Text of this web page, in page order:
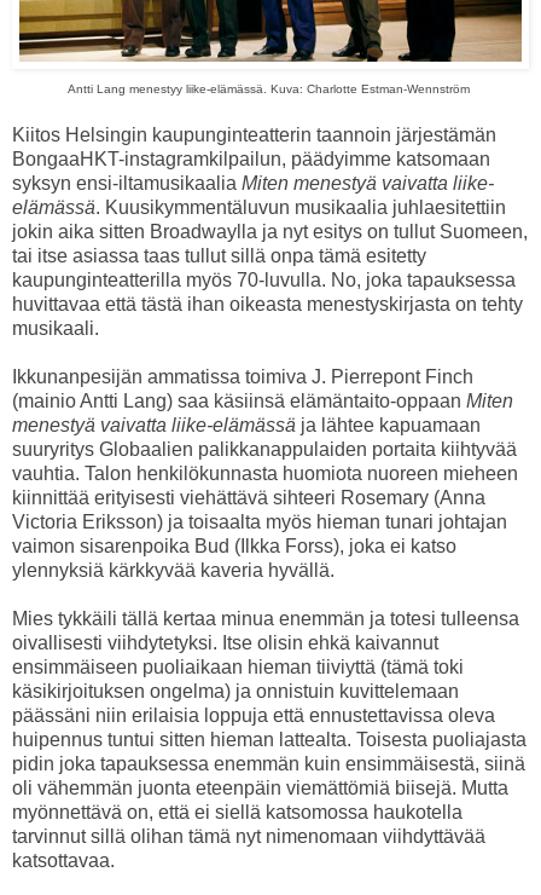
Antti Lang menestyy liike-elämässä. Kuva: Charlotte Estman-Wennström
Kiitos Helsingin kaupunginteatterin taannoin järjestämän
BongaaHKT-instagramkilpailun, päädyimme katsomaan
syksyn ensi-iltamusikaalia Miten menestyä vaivatta liike-
elämässä. Kuusikymmentäluvun musikaalia juhlaesitettiin
jokin aika sitten Broadwaylla ja nyt esitys on tullut Suomeen,
tai itse asiassa taas tullut sillä onpa tämä esitetty
kaupunginteatterilla myös 70-luvulla. No, joka tapauksessa
huvittavaa että tästä ihan oikeasta menestyskirjasta on tehty
musikaali.
Ikkunanpesijän ammatissa toimiva J. Pierrepont Finch
(mainio Antti Lang) saa käsiinsä elämäntaito-oppaan Miten
menestyä vaivatta liike-elämässä ja lähtee kapuamaan
suuryritys Globaalien palikkanappulaiden portaita kiihtyvää
vauhtia. Talon henkilökunnasta huomiota nuoreen mieheen
kiinnittää erityisesti viehättävä sihteeri Rosemary (Anna
Victoria Eriksson) ja toisaalta myös hieman tunari johtajan
vaimon sisarenpoika Bud (Ilkka Forss), joka ei katso
ylennyksiä kärkkyvää kaveria hyvällä.
Mies tykkäili tällä kertaa minua enemmän ja totesi tulleensa
oivallisesti viihdytetyksi. Itse olisin ehkä kaivannut
ensimmäiseen puoliaikaan hieman tiiviyttä (tämä toki
käsikirjoituksen ongelma) ja onnistuin kuvittelemaan
päässäni niin erilaisia loppuja että ennustettavissa oleva
huipennus tuntui sitten hieman lattealta. Toisesta puoliajasta
pidin joka tapauksessa enemmän kuin ensimmäisestä, siinä
oli vähemmän juonta eteenpäin viemättömiä biisejä. Mutta
myönnettävä on, että ei siellä katsomossa haukotella
tarvinnut sillä olihan tämä nyt nimenomaan viihdyttävää
katsottavaa.